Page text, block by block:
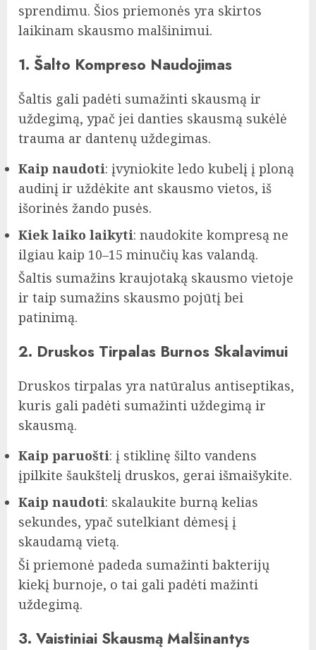
sprendimu. Šios priemonės yra skirtos
laikinam skausmo malšinimui.
1. Šalto Kompreso Naudojimas
Šaltis gali padėti sumažinti skausmą ir
uždegimą, ypač jei danties skausmą sukėlė
trauma ar dantenų uždegimas.
Kaip naudoti: įvyniokite ledo kubelį į ploną
audinį ir uždėkite ant skausmo vietos, iš
išorinės žando pusės.
Kiek laiko laikyti: naudokite kompresą ne
ilgiau kaip 10–15 minučių kas valandą.
Šaltis sumažins kraujotaką skausmo vietoje
ir taip sumažins skausmo pojūtį bei
patinimą.
2. Druskos Tirpalas Burnos Skalavimui
Druskos tirpalas yra natūralus antiseptikas,
kuris gali padėti sumažinti uždegimą ir
skausmą.
Kaip paruošti: į stiklinę šilto vandens
įpilkite šaukštelį druskos, gerai išmaišykite.
Kaip naudoti: skalaukite burną kelias
sekundes, ypač sutelkiant dėmesį į
skaudamą vietą.
Ši priemonė padeda sumažinti bakterijų
kiekį burnoje, o tai gali padėti mažinti
uždegimą.
3. Vaistiniai Skausmą Malšinantys